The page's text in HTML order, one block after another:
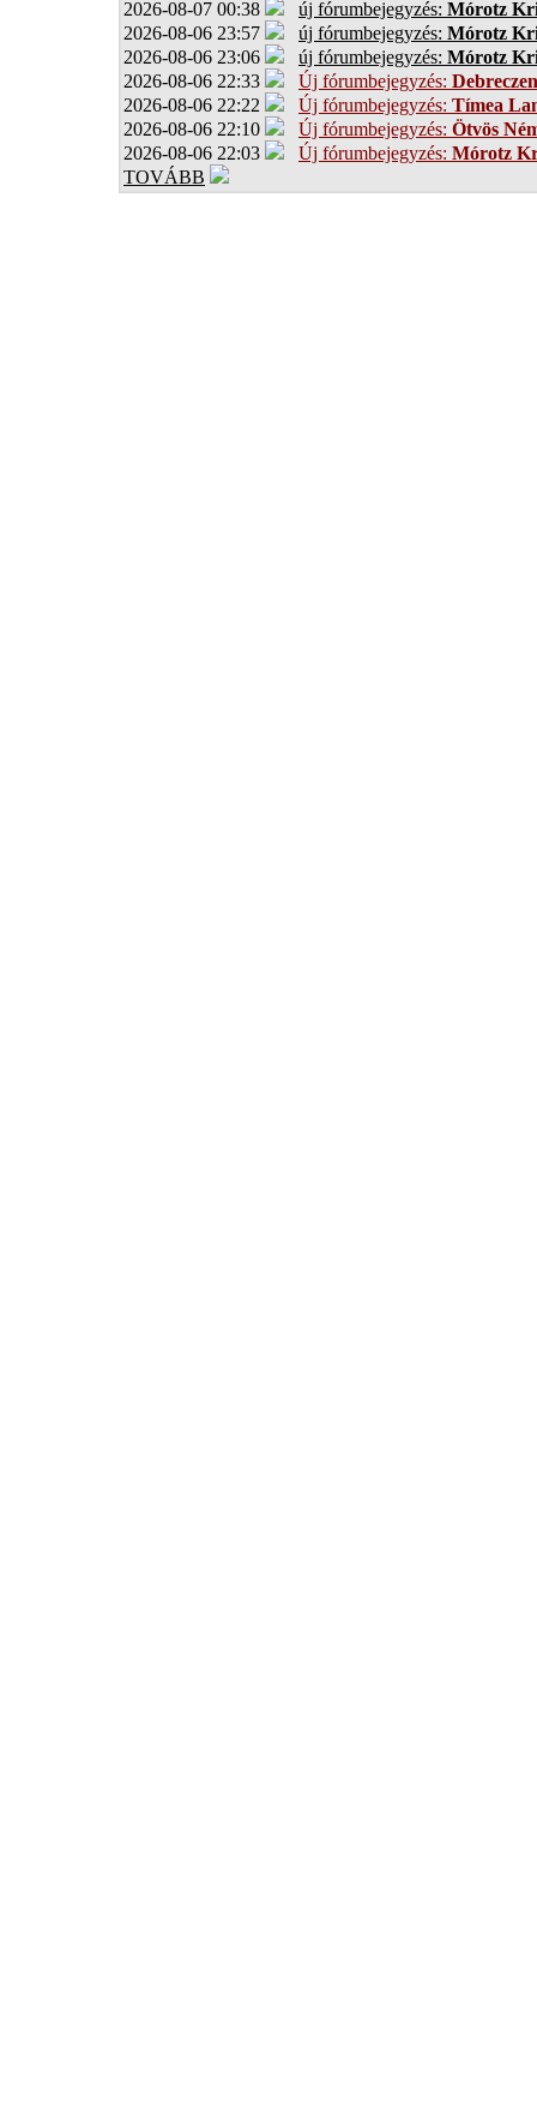
2026-08-07 00:38 új fórumbejegyzés: Mórotz
2026-08-06 23:57
új fórumbejegyzés: Mórotz
2026-08-06 23:06
új fórumbejegyzés: Mórotz
2026-08-06 22:33
Új fórumbejegyzés:
2026-08-06 22:22
Új fórumbejegyzés: Tímea
2026-08-06 22:10
Új fórumbejegyzés: Ötvös
2026-08-06 22:03
Új fórumbejegyzés: Mórotz
TOVÁBB